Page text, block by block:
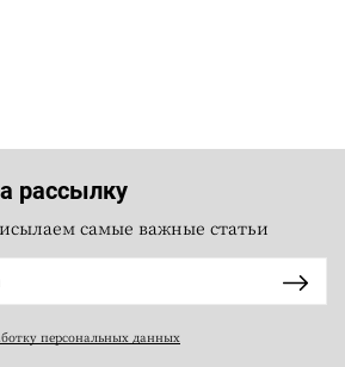
рассылку
самые важные статьи
персональных данных